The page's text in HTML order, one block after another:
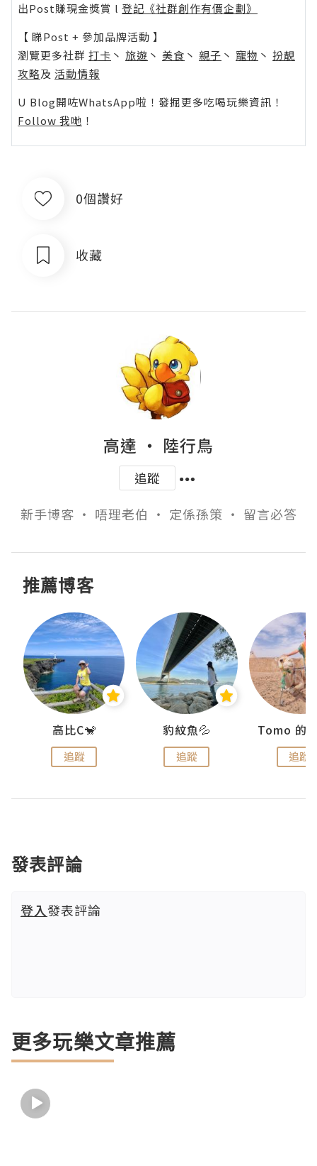
出Post賺現金獎賞 l 登記《社群創作有價企劃》
【 睇Post + 參加品牌活動 】
瀏覽更多社群 打卡 丶 旅遊 丶 美食 丶 親子 丶 寵物 丶 扮靚
攻略及 活動情報
U Blog開咗WhatsApp啦！發掘更多吃喝玩樂資訊！
Follow 我哋 ！
0個讚好
收藏
高達 ‧ 陸行鳥
追蹤
新手博客 ‧ 唔理老伯 ‧ 定係孫策 ‧ 留言必答
推薦博客
高比C🐒
追蹤
豹紋魚💦
追蹤 追蹤
發表評論
登入發表評論
更多玩樂文章推薦